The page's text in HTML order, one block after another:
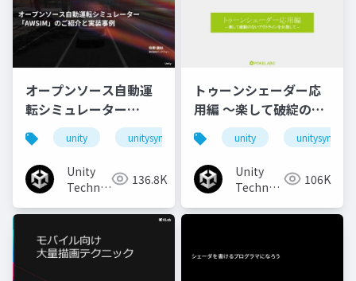
オープンソース自動運
転シミュレーター
「AWSIM」のご紹介と
実装事例
unity unitysync
Unity
Technologies136.8K
トゥーンシェーダー応
用編 ～楽して破綻のな
いアウトラインを目指
して～
unity unitysync
Unity
Technologies106K